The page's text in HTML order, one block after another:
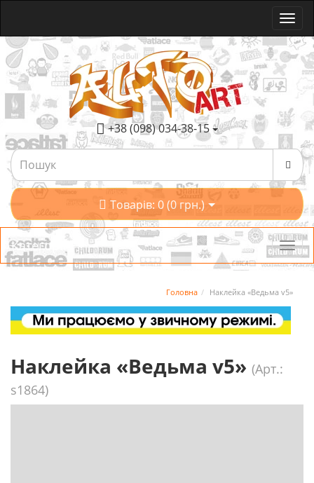
+38 (098) 034-38-15
Товарів: 0 (0 грн.)
Категорії
Головна Наклейка «Ведьма v5»
Наклейка «Ведьма v5» (Арт.:
s1864)